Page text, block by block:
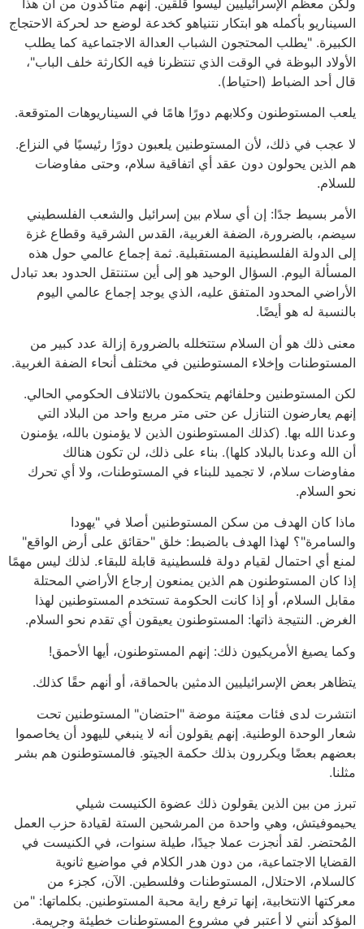
ولكن معظم الإسرائيليين ليسوا قلقين. إنهم متأكدون من أن هذا
السيناريو بأكمله هو ابتكار نتنياهو كخدعة لوضع حد لحركة الاحتجاج
الكبيرة. "يطلب المحتجون الشباب العدالة الاجتماعية كما يطلب
الأولاد البوظة في الوقت الذي تنتظرنا فيه الكارثة خلف الباب"،
قال أحد الضباط (احتياط).
يلعب المستوطنون وكلابهم دورًا هامًا في السيناريوهات المتوقعة.
لا عجب في ذلك، لأن المستوطنين يلعبون دورًا رئيسيًا في النزاع.
هم الذين يحولون دون عقد أي اتفاقية سلام، وحتى مفاوضات
للسلام.
الأمر بسيط جدًا: إن أي سلام بين إسرائيل والشعب الفلسطيني
سيضم، بالضرورة، الضفة الغربية، القدس الشرقية وقطاع غزة
إلى الدولة الفلسطينية المستقبلية. ثمة إجماع عالمي حول هذه
المسألة اليوم. السؤال الوحيد هو إلى أين ستنتقل الحدود بعد تبادل
الأراضي المحدود المتفق عليه، الذي يوجد إجماع عالمي اليوم
بالنسبة له هو أيضًا.
معنى ذلك هو أن السلام ستتخلله بالضرورة إزالة عدد كبير من
المستوطنات وإخلاء المستوطنين في مختلف أنحاء الضفة الغربية.
لكن المستوطنين وحلفائهم يتحكمون بالائتلاف الحكومي الحالي.
إنهم يعارضون التنازل عن حتى متر مربع واحد من البلاد التي
وعدنا الله بها. (كذلك المستوطنون الذين لا يؤمنون بالله، يؤمنون
أن الله وعدنا بالبلاد كلها). بناء على ذلك، لن تكون هنالك
مفاوضات سلام، لا تجميد للبناء في المستوطنات، ولا أي تحرك
نحو السلام.
ماذا كان الهدف من سكن المستوطنين أصلا في "يهودا
والسامرة"؟ لهذا الهدف بالضبط: خلق "حقائق على أرض الواقع"
لمنع أي احتمال لقيام دولة فلسطينية قابلة للبقاء. لذلك ليس مهمًا
إذا كان المستوطنون هم الذين يمنعون إرجاع الأراضي المحتلة
مقابل السلام، أو إذا كانت الحكومة تستخدم المستوطنين لهذا
الغرض. النتيجة ذاتها: المستوطنون يعيقون أي تقدم نحو السلام.
وكما يصيغ الأمريكيون ذلك: إنهم المستوطنون، أيها الأحمق!
يتظاهر بعض الإسرائيليين الدمثين بالحماقة، أو أنهم حقًا كذلك.
انتشرت لدى فئات معيَنة موضة "احتضان" المستوطنين تحت
شعار الوحدة الوطنية. إنهم يقولون أنه لا ينبغي لليهود أن يخاصموا
بعضهم بعضًا ويكررون بذلك حكمة الجيتو. فالمستوطنون هم بشر
مثلنا.
تبرز من بين الذين يقولون ذلك عضوة الكنيست شيلي
يحيموفيتش، وهي واحدة من المرشحين الستة لقيادة حزب العمل
المُحتضر. لقد أنجزت عملا جيدًا، طيلة سنوات، في الكنيست في
القضايا الاجتماعية، من دون هدر الكلام في مواضيع ثانوية
كالسلام، الاحتلال، المستوطنات وفلسطين. الآن، كجزء من
معركتها الانتخابية، إنها ترفع راية محبة المستوطنين. بكلماتها: "من
المؤكد أنني لا أعتبر في مشروع المستوطنات خطيئة وجريمة.